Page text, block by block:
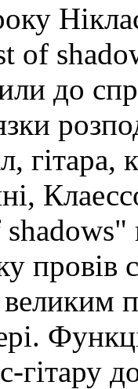
of
до
гітара,
провів
гітару